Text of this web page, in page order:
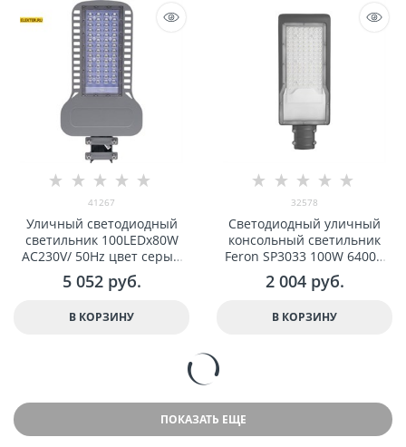
41267
Уличный светодиодный
светильник 100LEDx80W
AC230V/ 50Hz цвет серый
(IP65), SP3050 арт 41267
5 052 руб.
В КОРЗИНУ
32578
Светодиодный уличный
консольный светильник
Feron SP3033 100W 6400K
230V, черный арт 32578
2 004 руб.
В КОРЗИНУ
ПОКАЗАТЬ ЕЩЕ